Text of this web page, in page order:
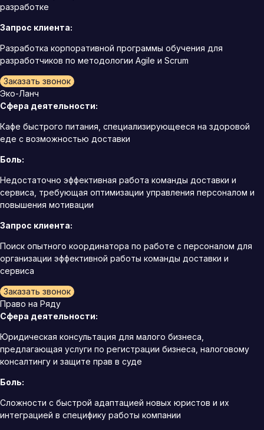
разработке
Запрос клиента:
Разработка корпоративной программы обучения для
разработчиков по методологии Agile и Scrum
Заказать звонок
Эко-Ланч
Сфера деятельности:
Кафе быстрого питания, специализирующееся на здоровой
еде с возможностью доставки
Боль:
Недостаточно эффективная работа команды доставки и
сервиса, требующая оптимизации управления персоналом и
повышения мотивации
Запрос клиента:
Поиск опытного координатора по работе с персоналом для
организации эффективной работы команды доставки и
сервиса
Заказать звонок
Право на Ряду
Сфера деятельности:
Юридическая консультация для малого бизнеса,
предлагающая услуги по регистрации бизнеса, налоговому
консалтингу и защите прав в суде
Боль:
Сложности с быстрой адаптацией новых юристов и их
интеграцией в специфику работы компании